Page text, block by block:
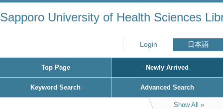
Sapporo University of Health Sciences
Login 日本語
Top Page Newly Arrived
Keyword Search Advanced Search
Show All